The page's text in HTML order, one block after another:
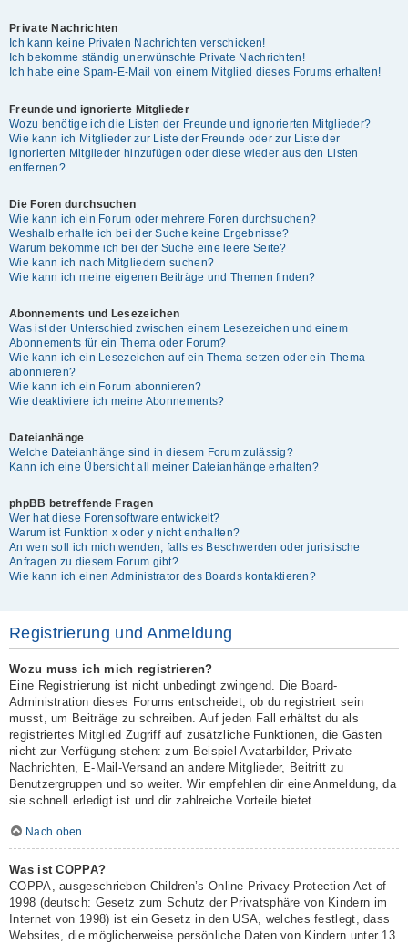
Private Nachrichten
Ich kann keine Privaten Nachrichten verschicken!
Ich bekomme ständig unerwünschte Private Nachrichten!
Ich habe eine Spam-E-Mail von einem Mitglied dieses Forums erhalten!
Freunde und ignorierte Mitglieder
Wozu benötige ich die Listen der Freunde und ignorierten Mitglieder?
Wie kann ich Mitglieder zur Liste der Freunde oder zur Liste der
ignorierten Mitglieder hinzufügen oder diese wieder aus den Listen
entfernen?
Die Foren durchsuchen
Wie kann ich ein Forum oder mehrere Foren durchsuchen?
Weshalb erhalte ich bei der Suche keine Ergebnisse?
Warum bekomme ich bei der Suche eine leere Seite?
Wie kann ich nach Mitgliedern suchen?
Wie kann ich meine eigenen Beiträge und Themen finden?
Abonnements und Lesezeichen
Was ist der Unterschied zwischen einem Lesezeichen und einem
Abonnements für ein Thema oder Forum?
Wie kann ich ein Lesezeichen auf ein Thema setzen oder ein Thema
abonnieren?
Wie kann ich ein Forum abonnieren?
Wie deaktiviere ich meine Abonnements?
Dateianhänge
Welche Dateianhänge sind in diesem Forum zulässig?
Kann ich eine Übersicht all meiner Dateianhänge erhalten?
phpBB betreffende Fragen
Wer hat diese Forensoftware entwickelt?
Warum ist Funktion x oder y nicht enthalten?
An wen soll ich mich wenden, falls es Beschwerden oder juristische
Anfragen zu diesem Forum gibt?
Wie kann ich einen Administrator des Boards kontaktieren?
Registrierung und Anmeldung
Wozu muss ich mich registrieren?
Eine Registrierung ist nicht unbedingt zwingend. Die Board-
Administration dieses Forums entscheidet, ob du registriert sein
musst, um Beiträge zu schreiben. Auf jeden Fall erhältst du als
registriertes Mitglied Zugriff auf zusätzliche Funktionen, die Gästen
nicht zur Verfügung stehen: zum Beispiel Avatarbilder, Private
Nachrichten, E-Mail-Versand an andere Mitglieder, Beitritt zu
Benutzergruppen und so weiter. Wir empfehlen dir eine Anmeldung, da
sie schnell erledigt ist und dir zahlreiche Vorteile bietet.
Nach oben
Was ist COPPA?
COPPA, ausgeschrieben Children’s Online Privacy Protection Act of
1998 (deutsch: Gesetz zum Schutz der Privatsphäre von Kindern im
Internet von 1998) ist ein Gesetz in den USA, welches festlegt, dass
Websites, die möglicherweise persönliche Daten von Kindern unter 13